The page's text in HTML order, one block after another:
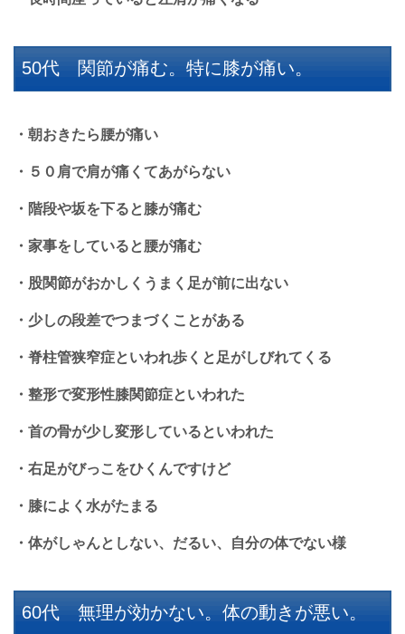
50代 関節が痛む。特に膝が痛い。
・朝おきたら腰が痛い
・５０肩で肩が痛くてあがらない
・階段や坂を下ると膝が痛む
・家事をしていると腰が痛む
・股関節がおかしくうまく足が前に出ない
・少しの段差でつまづくことがある
・脊柱管狭窄症といわれ歩くと足がしびれてくる
・整形で変形性膝関節症といわれた
・首の骨が少し変形しているといわれた
・右足がびっこをひくんですけど
・膝によく水がたまる
・体がしゃんとしない、だるい、自分の体でない様
60代 無理が効かない。体の動きが悪い。